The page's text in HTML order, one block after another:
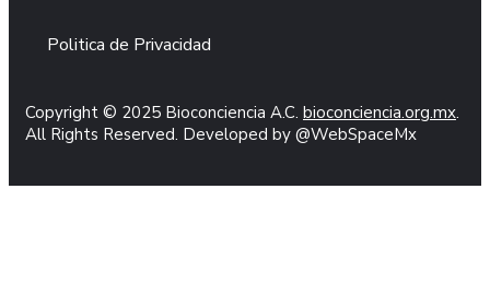
Politica de Privacidad
Copyright © 2025 Bioconciencia A.C. bioconciencia.org.mx.
All Rights Reserved. Developed by @WebSpaceMx